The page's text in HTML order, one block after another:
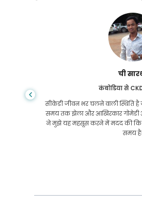
ची
कंबोडिया से
सीकेडी जीवन भर चलने वाली स्थिति है
समय तक झेला और आखिरकार गोमेडी
ने मुझे यह महसूस करने में मदद की कि
समय है।